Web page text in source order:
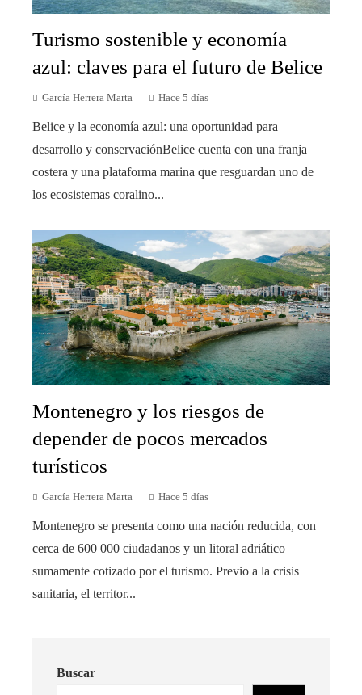
Turismo sostenible y economía
azul: claves para el futuro de Belice
García Herrera Marta Hace 5 días
Belice y la economía azul: una oportunidad para
desarrollo y conservaciónBelice cuenta con una franja
costera y una plataforma marina que resguardan uno de
los ecosistemas coralino...
Montenegro y los riesgos de
depender de pocos mercados
turísticos
García Herrera Marta Hace 5 días
Montenegro se presenta como una nación reducida, con
cerca de 600 000 ciudadanos y un litoral adriático
sumamente cotizado por el turismo. Previo a la crisis
sanitaria, el territor...
Buscar